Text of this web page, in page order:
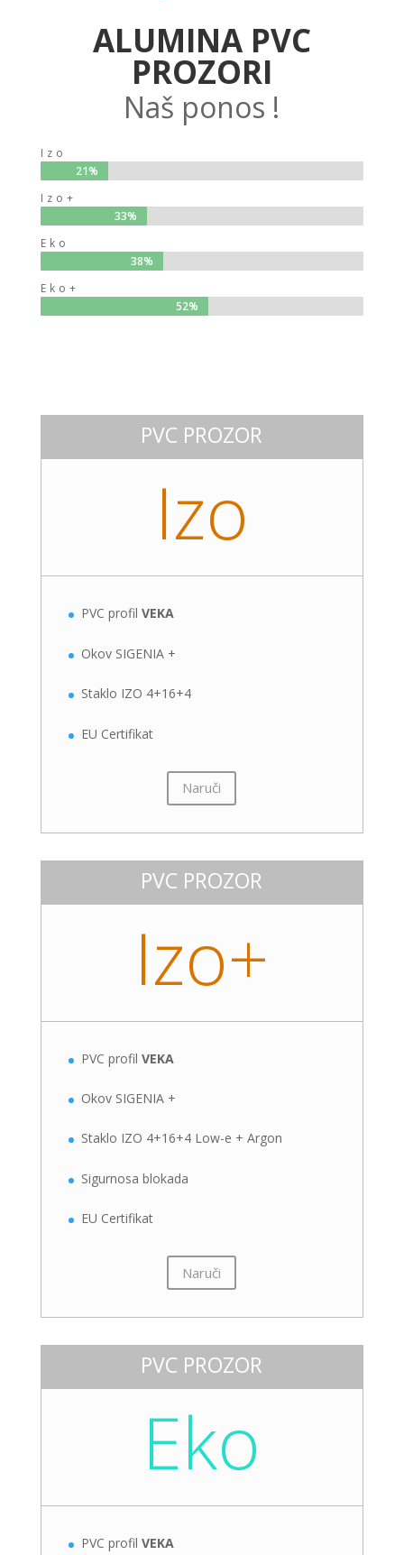
ALUMINA PVC
PROZORI
Naš ponos !
Izo
21%
21%
Izo+
33%
33%
Eko
38%
38%
Eko+
52%
52%
PVC PROZOR
Izo
PVC profil VEKA
Okov SIGENIA +
Staklo IZO 4+16+4
EU Certifikat
Naruči
PVC PROZOR
Izo+
PVC profil VEKA
Okov SIGENIA +
Staklo IZO 4+16+4 Low-e + Argon
Sigurnosa blokada
EU Certifikat
Naruči
PVC PROZOR
Eko
PVC profil VEKA